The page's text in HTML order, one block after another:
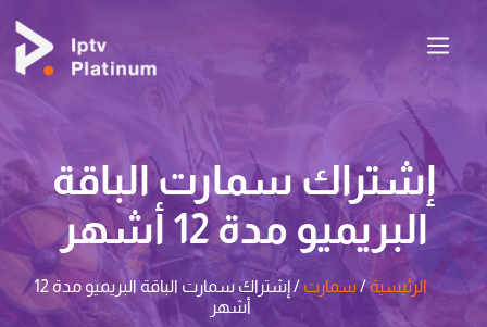
إشتراك سمارت الباقة
البريميو مدة 12 أشهر
الرئيسية/سمارت
/ إشتراك سمارت الباقة البريميو مدة 12
أشهر